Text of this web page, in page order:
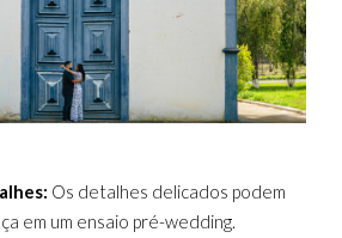
Os detalhes delicados podem
em um ensaio pré-wedding.